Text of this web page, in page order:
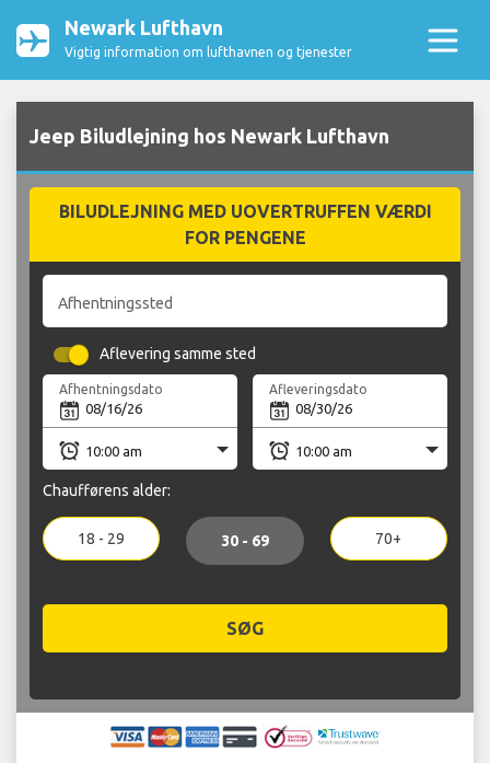
Newark Lufthavn
Vigtig information om lufthavnen og tjenester
Jeep Biludlejning hos Newark Lufthavn
BILUDLEJNING MED UOVERTRUFFEN VÆRDI
FOR PENGENE
Afhentningssted
Aflevering samme sted
Afhentningsdato Afleveringsdato
Chaufførens alder:
18 - 29 30 - 69 70+
SØG